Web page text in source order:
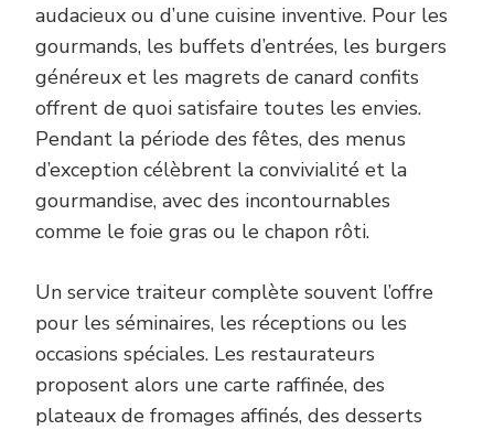
audacieux ou d’une cuisine inventive. Pour les
gourmands, les buffets d’entrées, les burgers
généreux et les magrets de canard confits
offrent de quoi satisfaire toutes les envies.
Pendant la période des fêtes, des menus
d’exception célèbrent la convivialité et la
gourmandise, avec des incontournables
comme le foie gras ou le chapon rôti.
Un service traiteur complète souvent l’offre
pour les séminaires, les réceptions ou les
occasions spéciales. Les restaurateurs
proposent alors une carte raffinée, des
plateaux de fromages affinés, des desserts